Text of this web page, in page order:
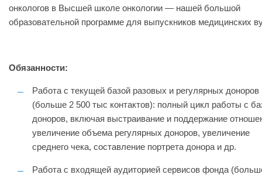
онкологов в Высшей школе онкологии — нашей большой
образовательной программе для выпускников медицинских
Обязанности:
Работа с текущей базой разовых и регулярных доноров
(больше 2 500 тыс контактов): полный цикл работы с
доноров, включая выстраивание и поддержание
увеличение объема регулярных доноров, увеличение
среднего чека, составление портрета донора и др.
Работа с входящей аудиторией сервисов фонда